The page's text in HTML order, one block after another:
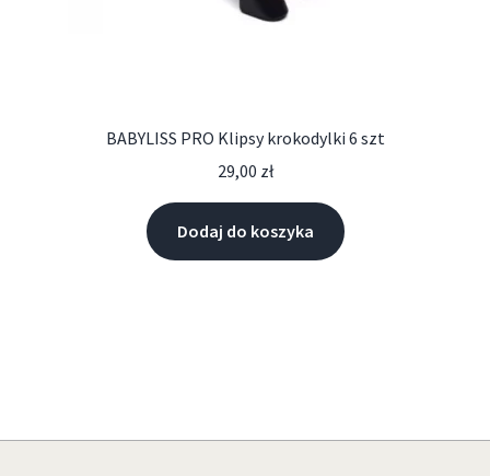
BABYLISS PRO Klipsy krokodylki 6 szt
29,00 zł
Dodaj do koszyka